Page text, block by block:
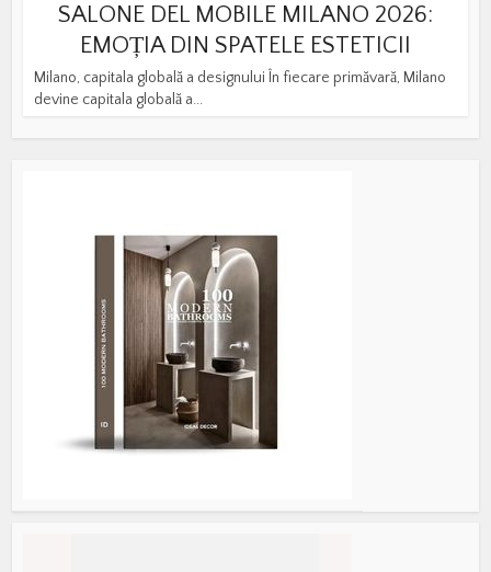
SALONE DEL MOBILE MILANO 2026:
EMOȚIA DIN SPATELE ESTETICII
Milano, capitala globală a designului În fiecare primăvară, Milano
devine capitala globală a...